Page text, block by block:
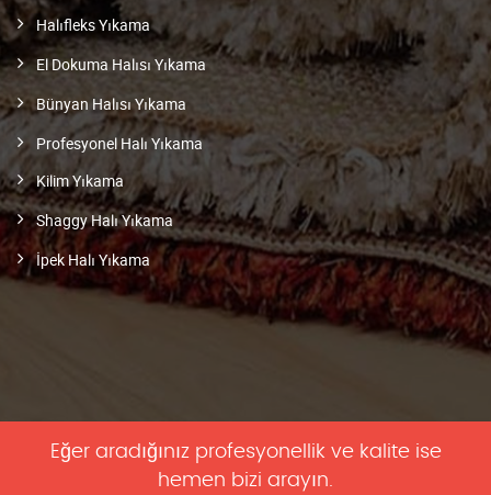
Halıfleks Yıkama
El Dokuma Halısı Yıkama
Bünyan Halısı Yıkama
Profesyonel Halı Yıkama
Kilim Yıkama
Shaggy Halı Yıkama
İpek Halı Yıkama
Eğer aradığınız profesyonellik ve kalite ise
hemen bizi arayın.